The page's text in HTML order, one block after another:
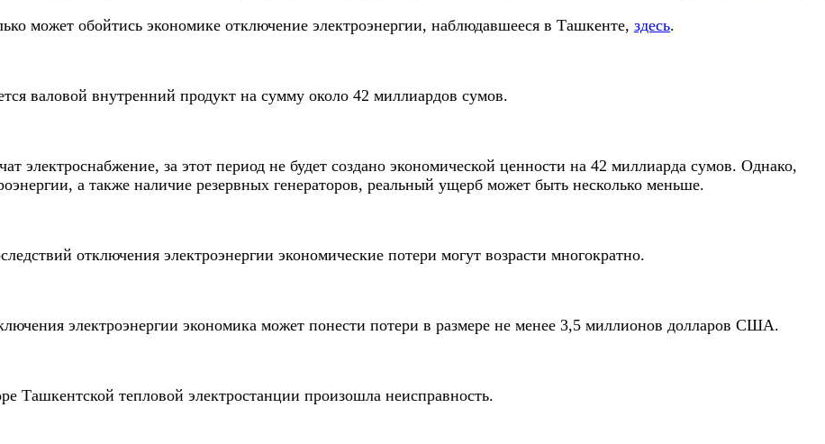
может обойтись экономике отключение электроэнергии, наблюдавшееся в Ташкенте, здесь.
валовой внутренний продукт на сумму около 42 миллиардов сумов.
электроснабжение, за этот период не будет создано экономической ценности на 42 миллиарда сумов. Однако,
а также наличие резервных генераторов, реальный ущерб может быть несколько меньше.
отключения электроэнергии экономические потери могут возрасти многократно.
электроэнергии экономика может понести потери в размере не менее 3,5 миллионов долларов США.
Ташкентской тепловой электростанции произошла неисправность.